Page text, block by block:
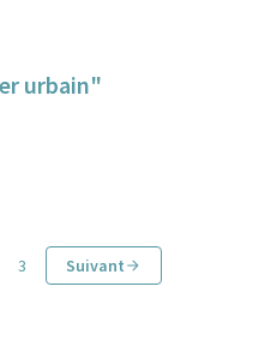
urbain"
3 Suivant